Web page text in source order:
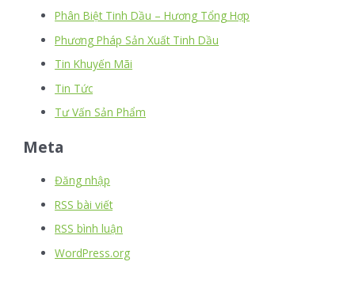
Phân Biệt Tinh Dầu – Hương Tổng Hợp
Phương Pháp Sản Xuất Tinh Dầu
Tin Khuyến Mãi
Tin Tức
Tư Vấn Sản Phẩm
Meta
Đăng nhập
RSS bài viết
RSS bình luận
WordPress.org